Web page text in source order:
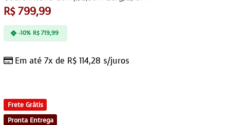
R$799,99
Em até 7x de R$ 114,28 s/juros
-10% R$719,99
Frete Grátis
Pronta Entrega